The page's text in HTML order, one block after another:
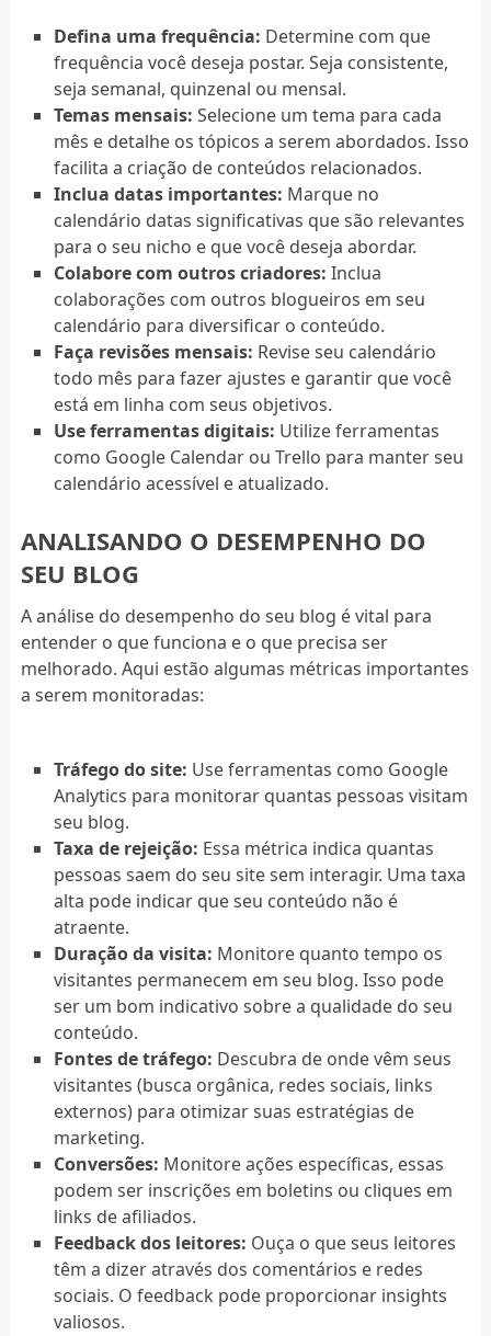
Defina uma frequência: Determine com que
frequência você deseja postar. Seja consistente,
seja semanal, quinzenal ou mensal.
Temas mensais: Selecione um tema para cada
mês e detalhe os tópicos a serem abordados. Isso
facilita a criação de conteúdos relacionados.
Inclua datas importantes: Marque no
calendário datas significativas que são relevantes
para o seu nicho e que você deseja abordar.
Colabore com outros criadores: Inclua
colaborações com outros blogueiros em seu
calendário para diversificar o conteúdo.
Faça revisões mensais: Revise seu calendário
todo mês para fazer ajustes e garantir que você
está em linha com seus objetivos.
Use ferramentas digitais: Utilize ferramentas
como Google Calendar ou Trello para manter seu
calendário acessível e atualizado.
ANALISANDO O DESEMPENHO DO
SEU BLOG
A análise do desempenho do seu blog é vital para
entender o que funciona e o que precisa ser
melhorado. Aqui estão algumas métricas importantes
a serem monitoradas:
Tráfego do site: Use ferramentas como Google
Analytics para monitorar quantas pessoas visitam
seu blog.
Taxa de rejeição: Essa métrica indica quantas
pessoas saem do seu site sem interagir. Uma taxa
alta pode indicar que seu conteúdo não é
atraente.
Duração da visita: Monitore quanto tempo os
visitantes permanecem em seu blog. Isso pode
ser um bom indicativo sobre a qualidade do seu
conteúdo.
Fontes de tráfego: Descubra de onde vêm seus
visitantes (busca orgânica, redes sociais, links
externos) para otimizar suas estratégias de
marketing.
Conversões: Monitore ações específicas, essas
podem ser inscrições em boletins ou cliques em
links de afiliados.
Feedback dos leitores: Ouça o que seus leitores
têm a dizer através dos comentários e redes
sociais. O feedback pode proporcionar insights
valiosos.